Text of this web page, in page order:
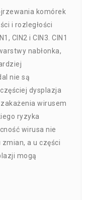
komórek
i rozległości
CIN2 i CIN3. CIN1
nabłonka,
nie są
dysplazja
wirusem
ryzyka
wirusa nie
a u części
mogą